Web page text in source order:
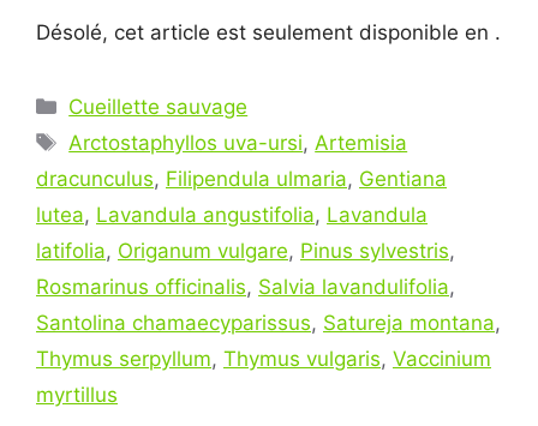
Désolé, cet article est seulement disponible en .
Catégories
Cueillette sauvage
Étiquettes
Arctostaphyllos uva-ursi, Artemisia
dracunculus, Filipendula ulmaria, Gentiana
lutea, Lavandula angustifolia, Lavandula
latifolia, Origanum vulgare, Pinus sylvestris,
Rosmarinus officinalis, Salvia lavandulifolia,
Santolina chamaecyparissus, Satureja montana,
Thymus serpyllum, Thymus vulgaris, Vaccinium
myrtillus